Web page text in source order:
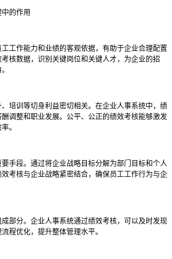
的作用
工作能力和业绩的客观依据，有助于企业合理配置
核数据，识别关键岗位和关键人才，为企业的招
培训等切身利益密切相关。在企业人事系统中，绩
调整和职业发展。公平、公正的绩效考核能够激发
。
手段。通过将企业战略目标分解为部门目标和个人
考核与企业战略紧密结合，确保员工工作行为与企
部分。企业人事系统通过绩效考核，可以及时发现
程优化，提升整体管理水平。